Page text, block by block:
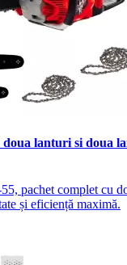
lanturi si doua
pachet complet cu
și eficiență maximă.